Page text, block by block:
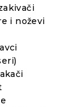
i noževi